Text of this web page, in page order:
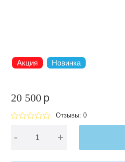
Акция Новинка
20 500 p
Отзывы: 0
- +